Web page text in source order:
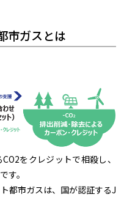
市ガスとは
をクレジットで相殺し、
す。
都市ガスは、国が認証するJ